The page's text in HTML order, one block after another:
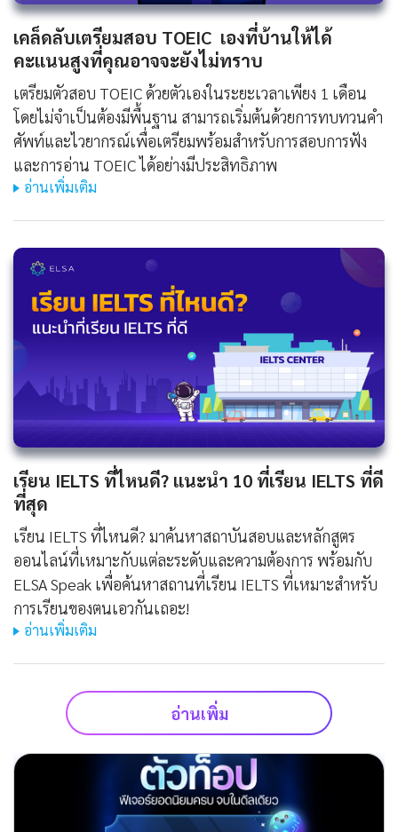
เคล็ดลับเตรียมสอบ TOEIC เองที่บ้านให้ได้
คะแนนสูงที่คุณอาจจะยังไม่ทราบ
เตรียมตัวสอบ TOEIC ด้วยตัวเองในระยะเวลาเพียง 1 เดือน
โดยไม่จำเป็นต้องมีพื้นฐาน สามารถเริ่มต้นด้วยการทบทวนคำ
ศัพท์และไวยากรณ์เพื่อเตรียมพร้อมสำหรับการสอบการฟัง
และการอ่าน TOEIC ได้อย่างมีประสิทธิภาพ
อ่านเพิ่มเติม
เรียน IELTS ที่ไหนดี? แนะนำ 10 ที่เรียน IELTS ที่ดี
ที่สุด
เรียน IELTS ที่ไหนดี? มาค้นหาสถาบันสอบและหลักสูตร
ออนไลน์ที่เหมาะกับแต่ละระดับและความต้องการ พร้อมกับ
ELSA Speak เพื่อค้นหาสถานที่เรียน IELTS ที่เหมาะสำหรับ
การเรียนของตนเอวกันเถอะ!
อ่านเพิ่มเติม
อ่านเพิ่ม